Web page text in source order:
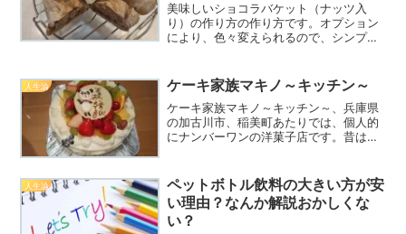
美味しいショコラバケット（ナッツ入
り）の作り方の作り方です。オプション
により、色々変えられるので、シンプル
人生論 ケーキ家族マキノ～キッチン～
ケーキ家族マキノ～キッチン～、兵庫県
の加古川市、稲美町あたりでは、個人的
にナンバーワンの洋菓子店です。昔は加
が1人でされてます。変わらずのクリーム
と、スポンジ生地の軽さです。ぜひどう
ぞ。
人生論
ペットボトル飲料の大きい方が安
い理由？なんか解説おかしくな
い？